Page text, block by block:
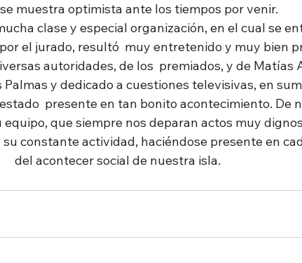
muestra optimista ante los tiempos por venir.
clase y especial organización, en el cual se
el jurado, resultó  muy entretenido y muy bien
autoridades, de los  premiados, y de Matías
y dedicado a cuestiones televisivas, en
presente en tan bonito acontecimiento. De
equipo, que siempre nos deparan actos muy dignos
constante actividad, haciéndose presente en
del acontecer social de nuestra isla.